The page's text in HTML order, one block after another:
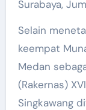
Surabaya,
Selain
keempat
Medan
(Rakernas)
Singkawang